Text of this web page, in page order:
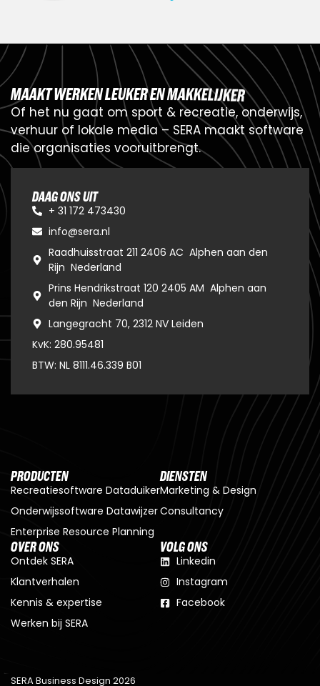
MAAKTWERKENLEUKERENMAKKELIJKER
Of het nu gaat om sport & recreatie, onderwijs,
verhuur of lokale media – SERA maakt software
die organisaties vooruitbrengt.
DAAG ONS UIT
+ 31 172 473430
info@sera.nl
Raadhuisstraat 211 2406 AC Alphen aan den
Rijn Nederland
Prins Hendrikstraat 120 2405 AM Alphen aan
den Rijn Nederland
Langegracht 70, 2312 NV Leiden
KvK: 280.95481
BTW: NL 8111.46.339 B01
PRODUCTEN
Recreatiesoftware Dataduiker
Onderwijssoftware Datawijzer
Enterprise Resource Planning
DIENSTEN
Marketing & Design
Consultancy
OVER ONS
Ontdek SERA
Klantverhalen
Kennis & expertise
Werken bij SERA
VOLG ONS
Linkedin
Instagram
Facebook
SERA Business Design 2026